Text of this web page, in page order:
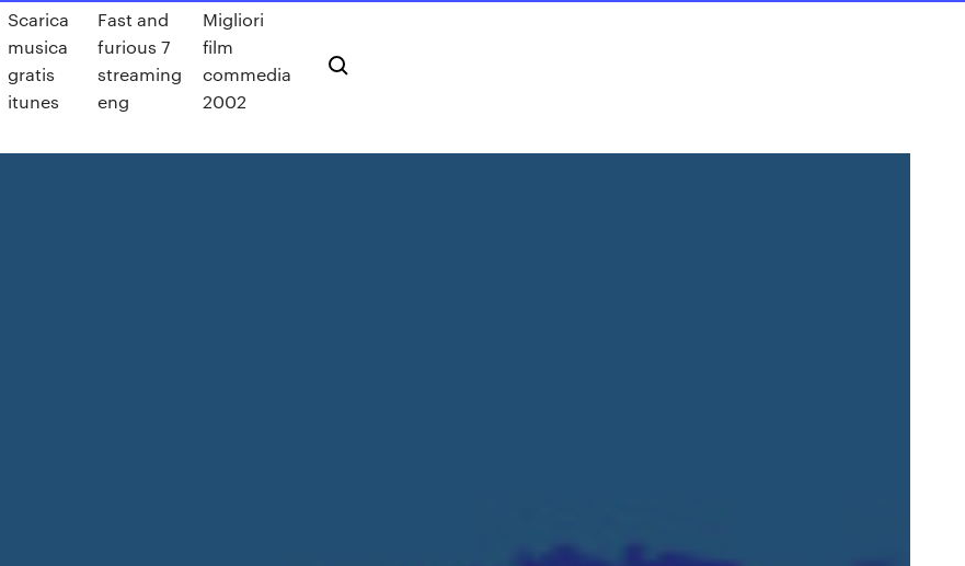
Scarica
musica
gratis
itunes
Fast and
furious 7
streaming
eng
Migliori
film
commedia
2002